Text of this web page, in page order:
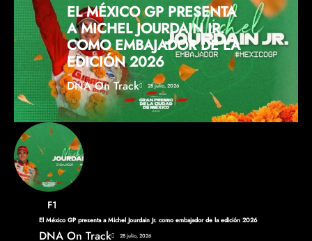
EL MÉXICO GP PRESENTA
A MICHEL JOURDAIN JR.
COMO EMBAJADOR DE LA
EDICIÓN 2026
DNA On Track 28 julio, 2026
F1
El México GP presenta a Michel Jourdain Jr. como embajador de la edición 2026
DNA On Track 28 julio, 2026